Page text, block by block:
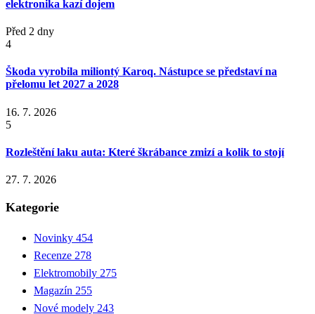
elektronika kazí dojem
Před 2 dny
4
Škoda vyrobila miliontý Karoq. Nástupce se představí na
přelomu let 2027 a 2028
16. 7. 2026
5
Rozleštění laku auta: Které škrábance zmizí a kolik to stojí
27. 7. 2026
Kategorie
Novinky 454
Recenze 278
Elektromobily 275
Magazín 255
Nové modely 243